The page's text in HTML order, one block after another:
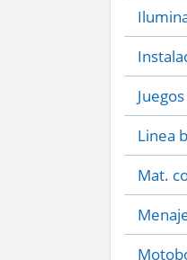
Linea
Mat.